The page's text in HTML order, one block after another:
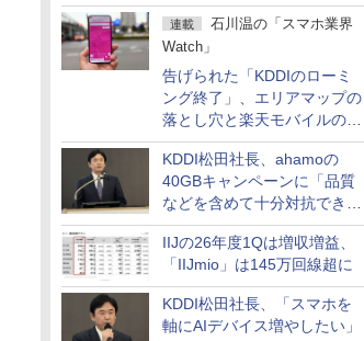
連載
石川温の「スマホ業界
Watch」
告げられた「KDDIのローミ
ング終了」、エリアマップの
落とし穴と楽天モバイルの課
題
KDDI松田社長、ahamoの
40GBキャンペーンに「品質
などを含めて十分対抗でき
る」
IIJの26年度1Qは増収増益、
「IIJmio」は145万回線超に
KDDI松田社長、「スマホを
軸にAIデバイス増やしたい」